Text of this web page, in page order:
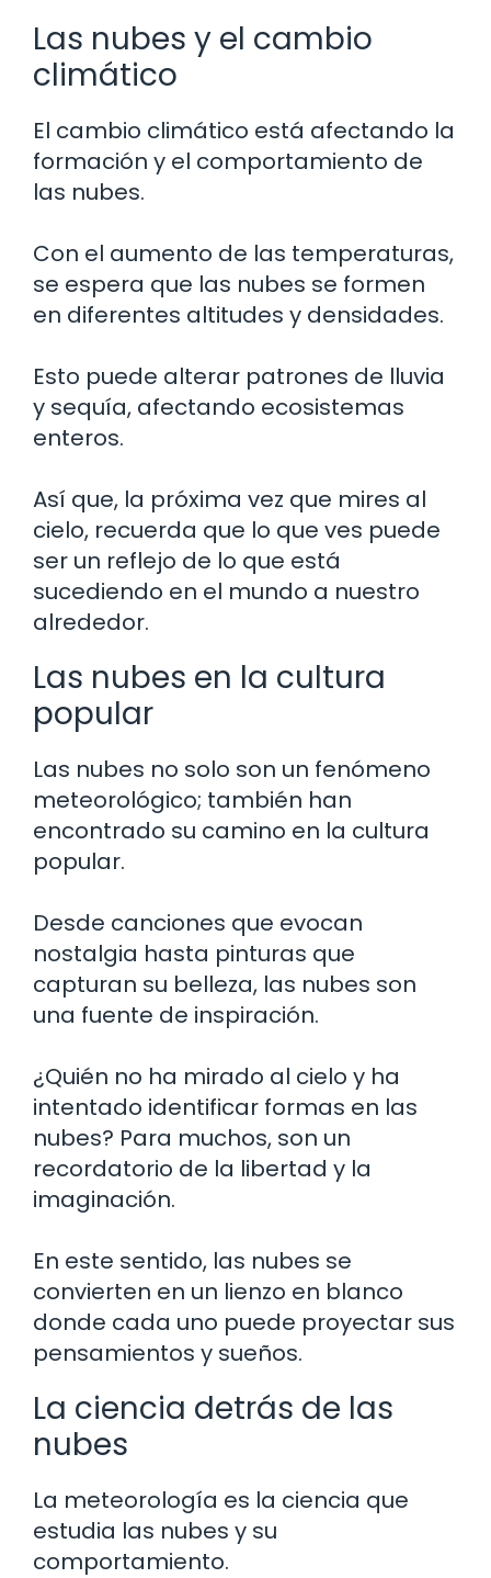
Las nubes y el cambio
climático
El cambio climático está afectando la
formación y el comportamiento de
las nubes.
Con el aumento de las temperaturas,
se espera que las nubes se formen
en diferentes altitudes y densidades.
Esto puede alterar patrones de lluvia
y sequía, afectando ecosistemas
enteros.
Así que, la próxima vez que mires al
cielo, recuerda que lo que ves puede
ser un reflejo de lo que está
sucediendo en el mundo a nuestro
alrededor.
Las nubes en la cultura
popular
Las nubes no solo son un fenómeno
meteorológico; también han
encontrado su camino en la cultura
popular.
Desde canciones que evocan
nostalgia hasta pinturas que
capturan su belleza, las nubes son
una fuente de inspiración.
¿Quién no ha mirado al cielo y ha
intentado identificar formas en las
nubes? Para muchos, son un
recordatorio de la libertad y la
imaginación.
En este sentido, las nubes se
convierten en un lienzo en blanco
donde cada uno puede proyectar sus
pensamientos y sueños.
La ciencia detrás de las
nubes
La meteorología es la ciencia que
estudia las nubes y su
comportamiento.